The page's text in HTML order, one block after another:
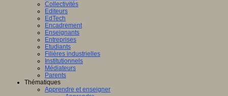
Collectivités
Editeurs
EdTech
Encadrement
Enseignants
Entreprises
Etudiants
Filières industrielles
Institutionnels
Médiateurs
Parents
Thématiques
Apprendre et enseigner